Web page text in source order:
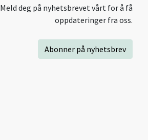
Meld deg på nyhetsbrevet vårt for å få
oppdateringer fra oss.
Abonner på nyhetsbrev